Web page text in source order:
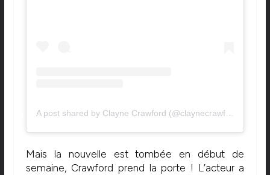
A post shared by Clayne Crawford (@claynecrawford)
Mais la nouvelle est tombée en début de
semaine, Crawford prend la porte ! L’acteur a